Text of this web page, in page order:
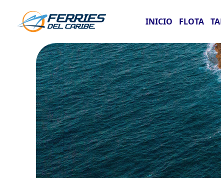
INICIO FLOTA